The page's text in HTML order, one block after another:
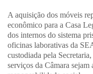
A aquisição dos móveis
econômico para a Casa
dos internos do sistema
oficinas laborativas da
custodiada pela
serviços da Câmara